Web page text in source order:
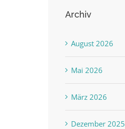
Archiv
August 2026
Mai 2026
März 2026
Dezember 2025